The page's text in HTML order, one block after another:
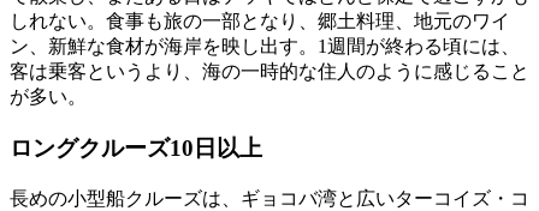
しれない。食事も旅の一部となり、郷土料理、地元のワイ
ン、新鮮な食材が海岸を映し出す。1週間が終わる頃には、
客は乗客というより、海の一時的な住人のように感じること
が多い。
ロングクルーズ10日以上
長めの小型船クルーズは、ギョコバ湾と広いターコイズ・コ